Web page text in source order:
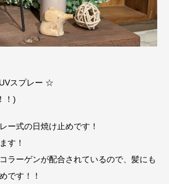
スプレー ☆
！)
ー式の日焼け止めです！
す！
ラーゲンが配合されているので、髪にも
です！！